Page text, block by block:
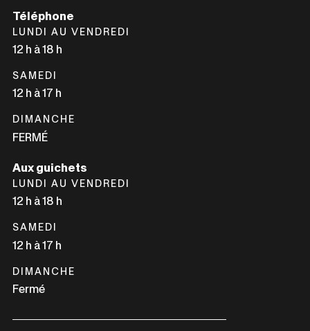
FENÊTRE
Téléphone
LUNDI AU VENDREDI
12 h à 18 h
SAMEDI
12 h à 17 h
DIMANCHE
FERMÉ
Aux guichets
LUNDI AU VENDREDI
12 h à 18 h
SAMEDI
12 h à 17 h
DIMANCHE
Fermé